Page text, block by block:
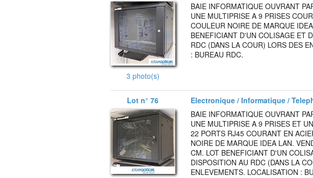
3 photo(s)
BAIE INFORMATIQUE OUVRANT
UNE MULTIPRISE A 9 PRISES
COULEUR NOIRE DE MARQUE
BENEFICIANT D'UN COLISAGE ET
RDC (DANS LA COUR) LORS DES
: BUREAU RDC.
Lot n° 76 Electronique / Informatique /
BAIE INFORMATIQUE OUVRANT
UNE MULTIPRISE A 9 PRISES ET
22 PORTS RJ45 COURANT EN
NOIRE DE MARQUE IDEA LAN.
CM. LOT BENEFICIANT D'UN
DISPOSITION AU RDC (DANS LA
ENLEVEMENTS. LOCALISATION :